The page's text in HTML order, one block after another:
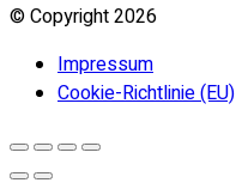
© Copyright2026
Impressum
Cookie-Richtlinie (EU)
Go
to